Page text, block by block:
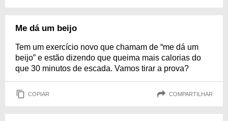
Me dá um beijo
Tem um exercício novo que chamam de “me dá um
beijo” e estão dizendo que queima mais calorias do
que 30 minutos de escada. Vamos tirar a prova?
COPIAR COMPARTILHAR